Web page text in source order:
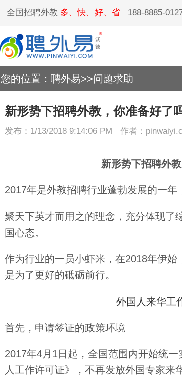
全国招聘外教 多、快、好、省188-8885-
您的位置： 聘外易>>问题求助
新形势下招聘外教，你准备好了
发布：1/13/2018 9:14:06 PM 作者：
新形势下招聘外
2017年是外教招聘行业蓬勃发展的一年
聚天下英才而用之的理念，充分体现了
国心态。
作为行业的一员小虾米，在2018年伊
是为了更好的砥砺前行。
外国人来华工
首先，申请签证的政策环境
2017年4月1日起，全国范围内开始统
人工作许可证》，不再发放外国专家